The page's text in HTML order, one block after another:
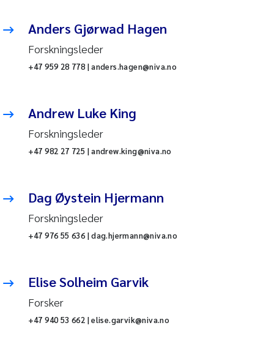
Anders Gjørwad Hagen
Forskningsleder
+47 959 28 778 | anders.hagen@niva.no
Andrew Luke King
Forskningsleder
+47 982 27 725 | andrew.king@niva.no
Dag Øystein Hjermann
Forskningsleder
+47 976 55 636 | dag.hjermann@niva.no
Elise Solheim Garvik
Forsker
+47 940 53 662 | elise.garvik@niva.no